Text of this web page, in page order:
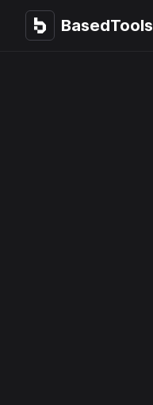
BasedTools
BasedTools